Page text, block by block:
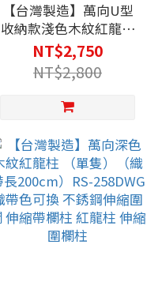
【台灣製造】萬向U型
收納款淺色木紋紅龍柱
（單隻）（織帶長
200cm）RS-A2LWGU
織帶色可換 不銹鋼伸縮
圍欄 伸縮帶欄柱 紅龍柱
伸縮圍欄柱
NT$2,750
NT$2,800